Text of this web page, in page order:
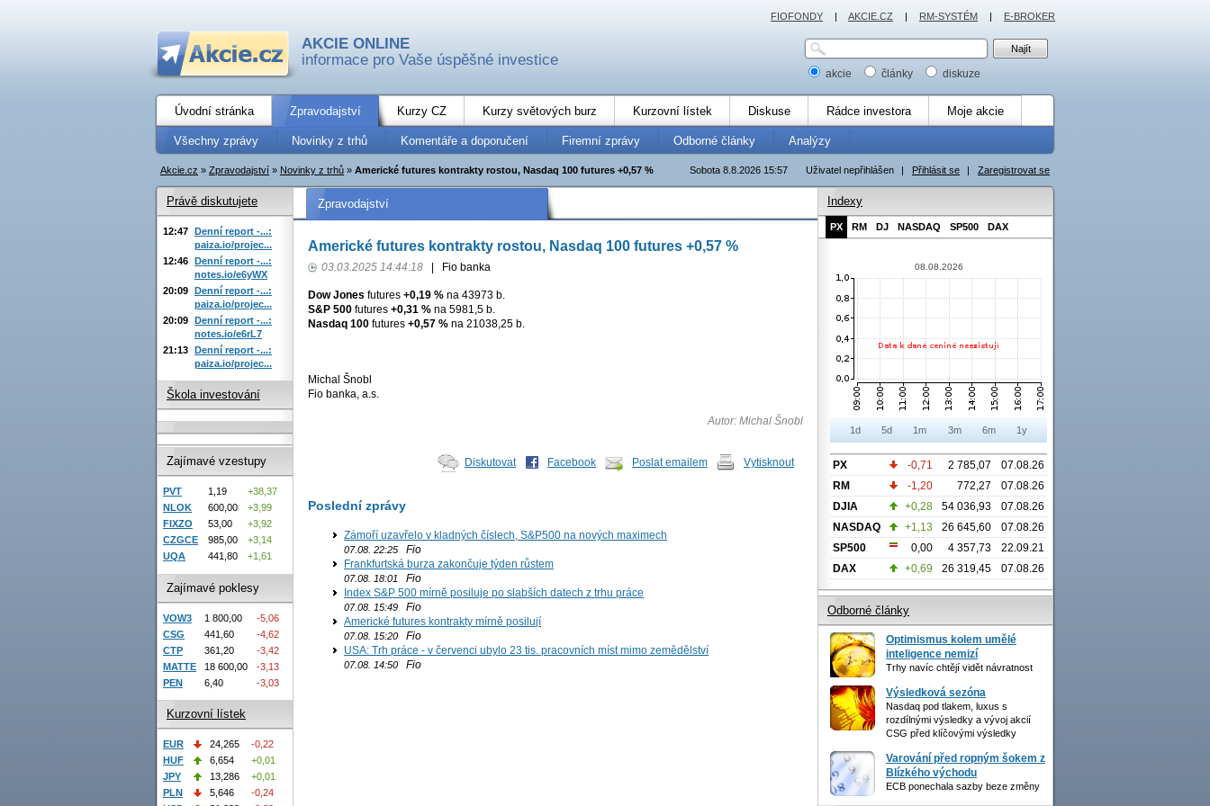
AKCIE ONLINE
informace pro Vaše úspěšné investice
akcie články diskuze
Úvodní stránka Zpravodajství Kurzy CZ Kurzy světových burz Kurzovní lístek Diskuse Rádce investora Moje akcie
Všechny zprávy Novinky z trhů Komentáře a doporučení Firemní zprávy Odborné články Analýzy
Uživatel nepřihlášen | Přihlásit se | Zaregistrovat se
Sobota 8.8.2026 15:57
Akcie.cz » Zpravodajství » Novinky z trhů » Americké futures kontrakty rostou, Nasdaq 100 futures +0,57 %
Zpravodajství
Americké futures kontrakty rostou, Nasdaq 100 futures +0,57 %
03.03.2025 14:44:18 Fio banka
Dow Jones futures +0,19 % na 43973 b.
S&P 500 futures +0,31 % na 5981,5 b.
Nasdaq 100 futures +0,57 % na 21038,25 b.
Michal Šnobl
Fio banka, a.s.
Autor: Michal Šnobl
Diskutovat Facebook Poslat emailem Vytisknout
Poslední zprávy
Zámoří uzavřelo v kladných číslech, S&P500 na nových maximech
07.08. 22:25 Fio
Frankfurtská burza zakončuje týden růstem
07.08. 18:01
Fio
Index S&P 500 mírně posiluje po slabších datech z trhu práce
07.08. 15:49 Fio
Americké futures kontrakty mírně posilují
07.08. 15:20 Fio
USA: Trh práce - v červenci ubylo 23 tis. pracovních míst mimo zemědělství
07.08. 14:50 Fio
Právě diskutujete
12:47 Denní report -...:
paiza.io/projec...
12:46 Denní report -...:
notes.io/e6yWX
20:09 Denní report -...:
paiza.io/projec...
20:09 Denní report -...:
notes.io/e6rL7
21:13 Denní report -...:
paiza.io/projec...
Škola investování
Zajímavé vzestupy
PVT 1,19
+38,37
NLOK
600,00
+3,99
FIXZO
53,00
+3,92
CZGCE
985,00
+3,14
UQA
441,80 +1,61
Zajímavé poklesy
VOW3 1 800,00
-5,06
CSG
441,60
-4,62
CTP
361,20
-3,42
MATTE
18 600,00
-3,13
PEN
6,40 -3,03
Kurzovní lístek
EUR 24,265
-0,22
HUF
6,654
+0,01
JPY
13,286
+0,01
PLN
5,646
-0,24
Indexy
PX RM DJ NASDAQ SP500 DAX
08.08.2026
1d 5d 1m 3m 6m 1y
PX -0,71 2 785,07
07.08.26
RM
-1,20 772,27
07.08.26
DJIA
+0,28 54 036,93
07.08.26
NASDAQ
+1,13 26 645,60
07.08.26
SP500
0,00 4 357,73
22.09.21
DAX
+0,69 26 319,45 07.08.26
Odborné články
Optimismus kolem umělé
inteligence nemizí
Trhy navíc chtějí vidět návratnost
Výsledková sezóna
Nasdaq pod tlakem, luxus s
rozdílnými výsledky a vývoj akcií
CSG před klíčovými výsledky
Varování před ropným šokem z
Blízkého východu
ECB ponechala sazby beze změny
FIOFONDY | AKCIE.CZ | RM-SYSTÉM | E-BROKER